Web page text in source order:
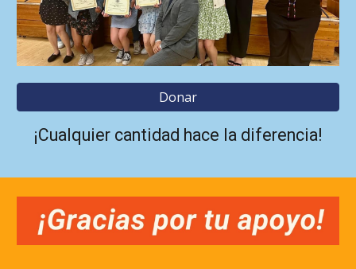
Donar
¡Cualquier cantidad hace la diferencia!